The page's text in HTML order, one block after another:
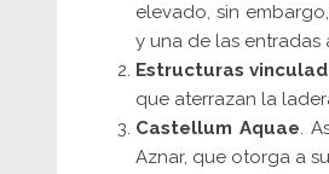
elevado, sin
y una de las entradas
Estructuras
que aterrazan la
Castellum Aquae.
Aznar, que otorga a